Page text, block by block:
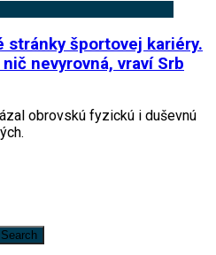
stránky športovej kariéry.
nevyrovná, vraví Srb
obrovskú fyzickú i duševnú